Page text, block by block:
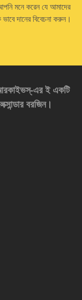
মনে করেন যে আমাদের
দানের বিবেচনা করুন।
আরকাইভস্‌-এর ই একটি
বরজিন।